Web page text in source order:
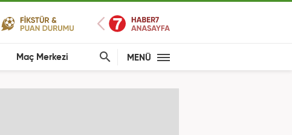
Maç Merkezi MENÜ